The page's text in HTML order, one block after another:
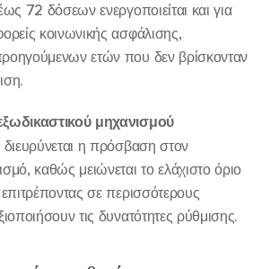
72 δόσεων ενεργοποιείται και για
κοινωνικής ασφάλισης,
ετών που δεν βρίσκονταν
μηχανισμού
η πρόσβαση στον
καθώς μειώνεται το ελάχιστο όριο
σε περισσότερους
τις δυνατότητες ρύθμισης.